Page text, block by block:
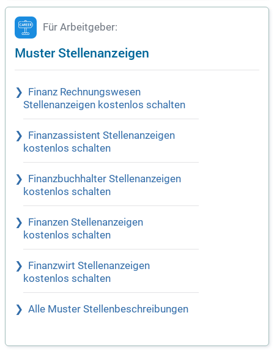
Für Arbeitgeber:
Muster Stellenanzeigen
Finanz Rechnungswesen
Stellenanzeigen kostenlos schalten
Finanzassistent Stellenanzeigen
kostenlos schalten
Finanzbuchhalter Stellenanzeigen
kostenlos schalten
Finanzen Stellenanzeigen
kostenlos schalten
Finanzwirt Stellenanzeigen
kostenlos schalten
Alle Muster Stellenbeschreibungen